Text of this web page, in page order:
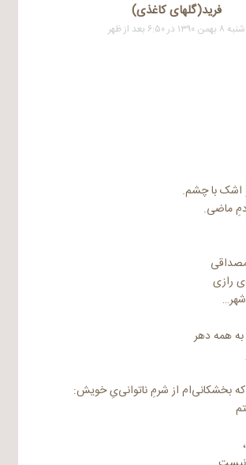
فرید(گلهای کاغذی)
شنبه ۸ بهمن ۱۳۹۰ در ۶:۵۰ بعد از ظهر
‌اشک‌ با چشم‌.
ماضى‌.
مصد‌اقى‌
ر‌از‌ى‌
‌همه‌ د‌هر
بخشکانى‌‌ام‌ ‌از شرم‌ِ ناتو‌انى‌‌ى‌ِ خویش‌: